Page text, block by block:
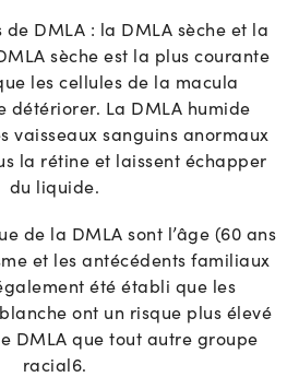
DMLA : la DMLA sèche et la
sèche est la plus courante
les cellules de la macula
détériorer. La DMLA humide
vaisseaux sanguins anormaux
la rétine et laissent échapper
du liquide.
de la DMLA sont l’âge (60 ans
et les antécédents familiaux
été établi que les
ont un risque plus élevé
DMLA que tout autre groupe
racial6.